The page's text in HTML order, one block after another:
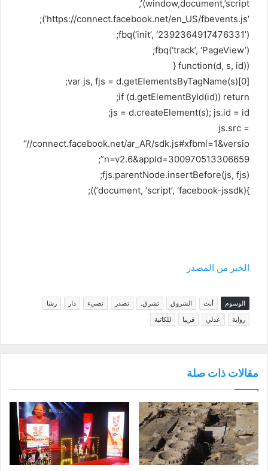
(window,document,’script’,
‘https://connect.facebook.net/en_US/fbevents.js’);
fbq(‘init’, ‘2392364917476331’);
fbq(‘track’, ‘PageView’);
(function(d, s, id) {
var js, fjs = d.getElementsByTagName(s)[0];
if (d.getElementById(id)) return;
js = d.createElement(s); js.id = id;
js.src =
“//connect.facebook.net/ar_AR/sdk.js#xfbml=1&versio
n=v2.6&appId=300970513306659”;
fjs.parentNode.insertBefore(js, fjs);
}(document, ‘script’, ‘facebook-jssdk’));
الخبر من المصدر
الوسوم أنت الشروق تشرق. تصدر تضيء دار
رشا
رواية
عدلي قريبا للكاتبة
مقالات ذات صلة